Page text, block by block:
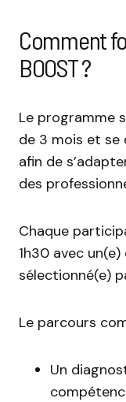
Comment
BOOST ?
Le programme
de 3 mois et se
afin de
des
Chaque
1h30 avec
sélectionné(e)
Le parcours
Un